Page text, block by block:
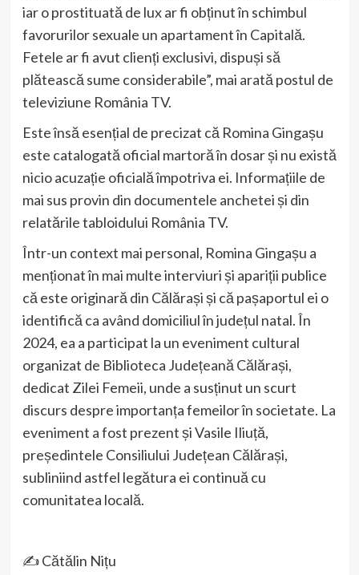
iar o prostituată de lux ar fi obținut în schimbul
favorurilor sexuale un apartament în Capitală.
Fetele ar fi avut clienți exclusivi, dispuși să
plătească sume considerabile”, mai arată postul de
televiziune România TV.
Este însă esențial de precizat că Romina Gingașu
este catalogată oficial martoră în dosar și nu există
nicio acuzație oficială împotriva ei. Informațiile de
mai sus provin din documentele anchetei și din
relatările tabloidului România TV.
Într-un context mai personal, Romina Gingașu a
menționat în mai multe interviuri și apariții publice
că este originară din Călărași și că pașaportul ei o
identifică ca având domiciliul în județul natal. În
2024, ea a participat la un eveniment cultural
organizat de Biblioteca Județeană Călărași,
dedicat Zilei Femeii, unde a susținut un scurt
discurs despre importanța femeilor în societate. La
eveniment a fost prezent și Vasile Iliuță,
președintele Consiliului Județean Călărași,
subliniind astfel legătura ei continuă cu
comunitatea locală.
✍️ Cătălin Nițu